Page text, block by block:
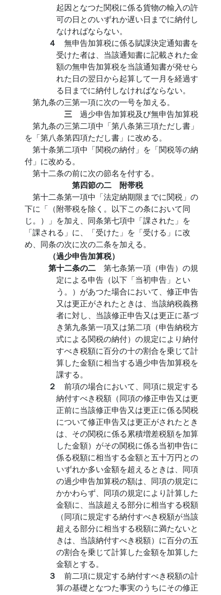
起因となつた関税に係る貨物の輸入の許
可の日とのいずれか遅い日までに納付し
なければならない。
４ 無申告加算税に係る賦課決定通知書を
受けた者は、当該通知書に記載された金
額の無申告加算税を当該通知書が発せら
れた日の翌日から起算して一月を経過す
る日までに納付しなければならない。
第九条の三第一項に次の一号を加える。
三 過少申告加算税及び無申告加算税
第九条の三第二項中「第八条第三項ただし書」
を「第八条第四項ただし書」に改める。
第十条第二項中「関税の納付」を「関税等の納
付」に改める。
第十二条の前に次の節名を付する。
第四節の二 附帯税
第十二条第一項中「法定納期限までに関税」の
下に「（附帯税を除く。以下この条において同
じ。）」を加え、同条第七項中「課された」を
「課される」に、「受けた」を「受ける」に改
め、同条の次に次の二条を加える。
（過少申告加算税）
第十二条の二 第七条第一項（申告）の規
定による申告（以下「当初申告」とい
う。）があつた場合において、修正申告
又は更正がされたときは、当該納税義務
者に対し、当該修正申告又は更正に基づ
き第九条第一項又は第二項（申告納税方
式による関税の納付）の規定により納付
すべき税額に百分の十の割合を乗じて計
算した金額に相当する過少申告加算税を
課する。
２ 前項の場合において、同項に規定する
納付すべき税額（同項の修正申告又は更
正前に当該修正申告又は更正に係る関税
について修正申告又は更正がされたとき
は、その関税に係る累積増差税額を加算
した金額）がその関税に係る当初申告に
係る税額に相当する金額と五十万円との
いずれか多い金額を超えるときは、同項
の過少申告加算税の額は、同項の規定に
かかわらず、同項の規定により計算した
金額に、当該超える部分に相当する税額
（同項に規定する納付すべき税額が当該
超える部分に相当する税額に満たないと
きは、当該納付すべき税額）に百分の五
の割合を乗じて計算した金額を加算した
金額とする。
３ 前二項に規定する納付すべき税額の計
算の基礎となつた事実のうちにその修正